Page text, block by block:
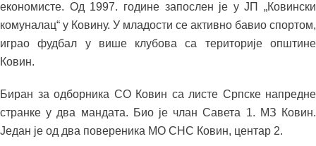
економисте. Од 1997. године запослен је у ЈП „Ковински
комуналац“ у Ковину. У младости се активно бавио спортом,
играо фудбал у више клубова са територије општине
Ковин.
Биран за одборника СО Ковин са листе Српске напредне
странке у два мандата. Био је члан Савета 1. МЗ Ковин.
Један је од два повереника МО СНС Ковин, центар 2.